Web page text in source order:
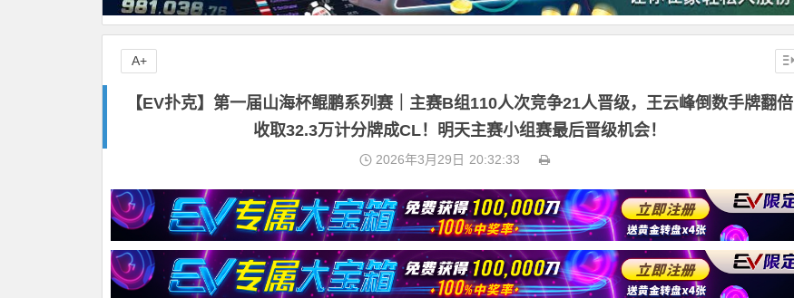
【EV扑克】第一届山海杯鲲鹏系列赛｜主赛B组110人次竞争21人晋级，王云峰倒数手牌翻倍
收取32.3万计分牌成CL！明天主赛小组赛最后晋级机会！
2026年3月29日 20:32:33
A+